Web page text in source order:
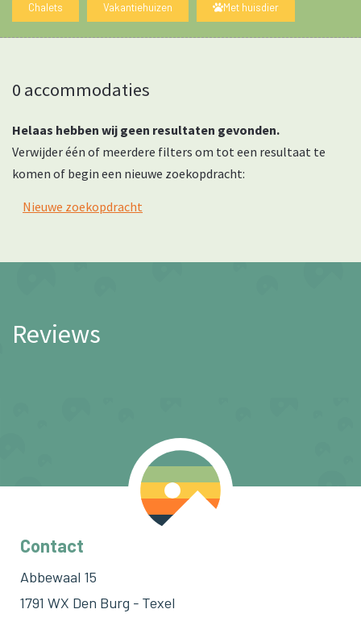
Chalets Vakantiehuizen Met huisdier
0 accommodaties
Helaas hebben wij geen resultaten gevonden.
Verwijder één of meerdere filters om tot een resultaat te
komen of begin een nieuwe zoekopdracht:
Nieuwe zoekopdracht
Reviews
Contact
Abbewaal 15
1791 WX Den Burg - Texel